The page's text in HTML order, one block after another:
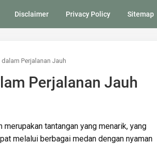
Disclaimer Privacy Policy Sitemap
Perjalanan Jauh
Perjalanan Jauh
tantangan yang menarik, yang
melalui berbagai medan dengan nyaman